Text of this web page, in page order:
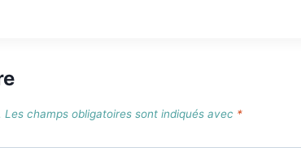
Les champs obligatoires sont indiqués avec *